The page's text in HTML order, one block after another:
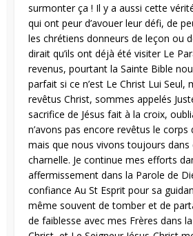
surmonter ça ! Il y a aussi cette
qui ont peur d’avouer leur défi, de
les chrétiens donneurs de leçon ou
dirait qu’ils ont déjà été visiter Le
revenus, pourtant la Sainte Bible
parfait si ce n’est Le Christ Lui Seul,
revêtus Christ, sommes appelés
sacrifice de Jésus fait à la croix,
n’avons pas encore revêtus le
mais que nous vivons toujours dans
charnelle. Je continue mes efforts
affermissement dans la Parole de
confiance Au St Esprit pour sa
même souvent de tomber et de
de faiblesse avec mes Frères dans